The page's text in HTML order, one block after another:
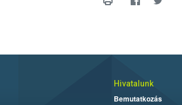
Hivatalunk
Bemutatkozás